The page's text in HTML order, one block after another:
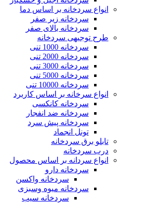
سایت گلس
پوسته کر درایر
هیت اکسچنجر
انواع سردخانه بر اساس دما
سردخانه زیر صفر
سردخانه بالای صفر
طرح توجیهی سردخانه
سردخانه 1000 تنی
سردخانه 2000 تنی
سردخانه 3000 تنی
سردخانه 5000 تنی
سردخانه 10000 تنی
انواع سرخانه بر اساس کاربرد
سردخانه کانکسی
سردخانه ضد انفجار
سردخانه پیش سرد
تونل انجماد
تابلو برق سردخانه
درب سردخانه
انواع سردانه بر اساس محصول
سردخانه دارو
سردخانه واکسن
سردخانه میوه وسبزی
سردخانه سیب